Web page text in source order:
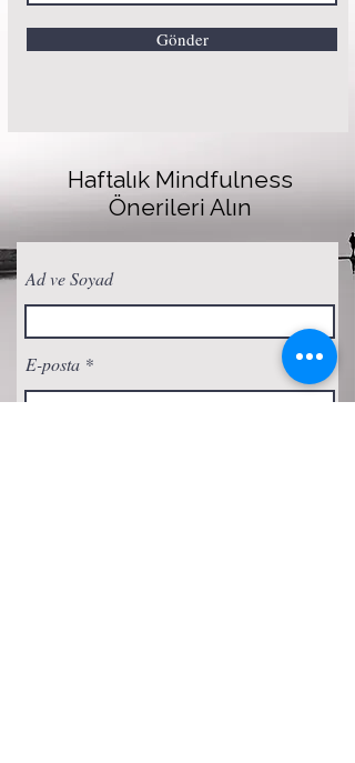
Gönder
Haftalık Mindfulness
Önerileri Alın
Ad ve Soyad
E-posta